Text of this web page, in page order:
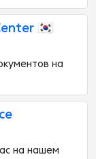
🇰🇷
на
на нашем